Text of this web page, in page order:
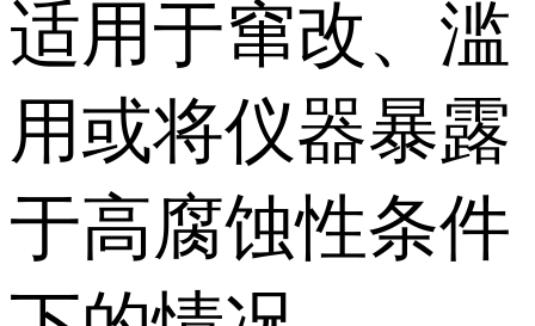
适用于窜改、滥
用或将仪器暴露
于高腐蚀性条件